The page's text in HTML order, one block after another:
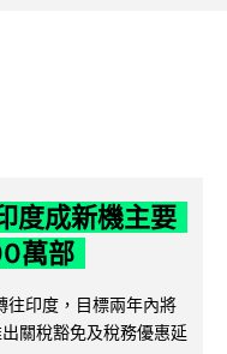
度成新機主要
萬部
印度，目標兩年內將
關稅豁免及稅務優惠延